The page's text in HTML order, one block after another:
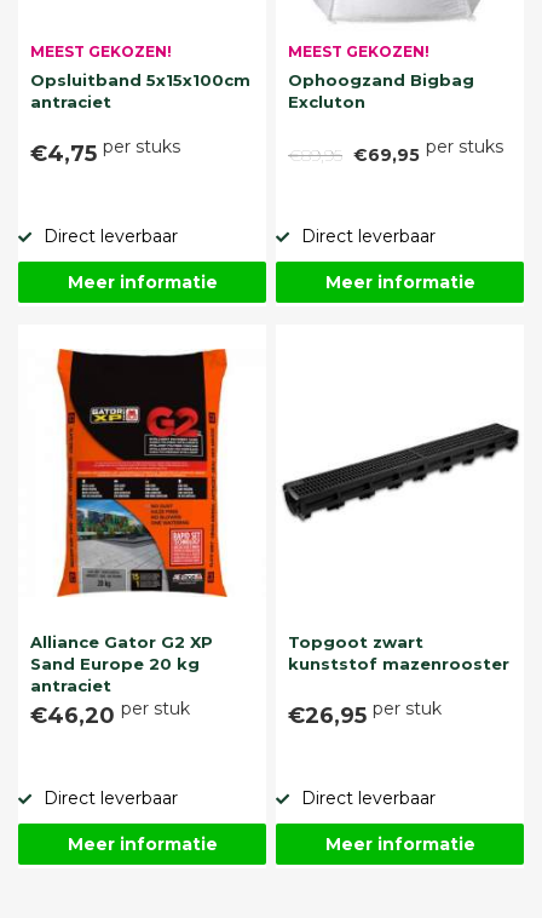
MEEST GEKOZEN!
Opsluitband 5x15x100cm
antraciet
€4,75 per stuks
Direct leverbaar
Meer informatie
MEEST GEKOZEN!
Ophoogzand Bigbag
Excluton
€89,95 €69,95 per stuks
Direct leverbaar
Meer informatie
Alliance Gator G2 XP
Sand Europe 20 kg
antraciet
€46,20 per stuk
Direct leverbaar
Meer informatie
Topgoot zwart
kunststof mazenrooster
€26,95 per stuk
Direct leverbaar
Meer informatie